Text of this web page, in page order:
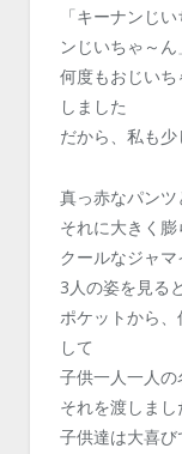
「キーナンじ
ンじいちゃ～ん
何度もおじい
しました
だから、私も
真っ赤なパン
それに大きく
クールなジャ
3人の姿を見る
ポケットから
して
子供一人一人
それを渡しまし
子供達は大喜